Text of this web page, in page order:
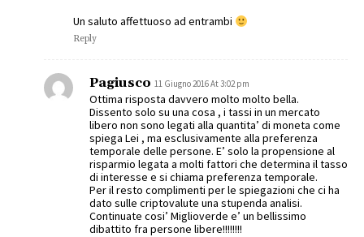
Un saluto affettuoso ad entrambi
Reply
Pagiusco 11 Giugno 2016 At 3:02 pm
Ottima risposta davvero molto molto bella.
Dissento solo su una cosa , i tassi in un mercato
libero non sono legati alla quantita’ di moneta come
spiega Lei , ma esclusivamente alla preferenza
temporale delle persone. E’ solo la propensione al
risparmio legata a molti fattori che determina il tasso
di interesse e si chiama preferenza temporale.
Per il resto complimenti per le spiegazioni che ci ha
dato sulle criptovalute una stupenda analisi.
Continuate cosi’ Miglioverde e’ un bellissimo
dibattito fra persone libere!!!!!!!!